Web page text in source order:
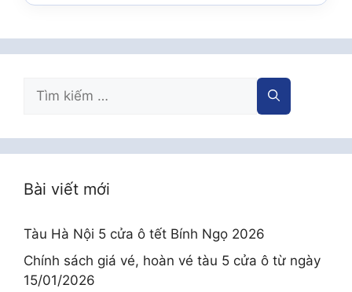
Tìm
Bài viết mới
Tàu Hà Nội 5 cửa ô tết Bính Ngọ 2026
Chính sách giá vé, hoàn vé tàu 5 cửa ô từ ngày
15/01/2026